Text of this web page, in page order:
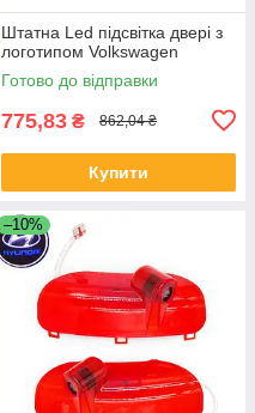
Штатна Led підсвітка двері з
логотипом Volkswagen
Готово до відправки
775,83 ₴ 862,04 ₴
Купити
–10%